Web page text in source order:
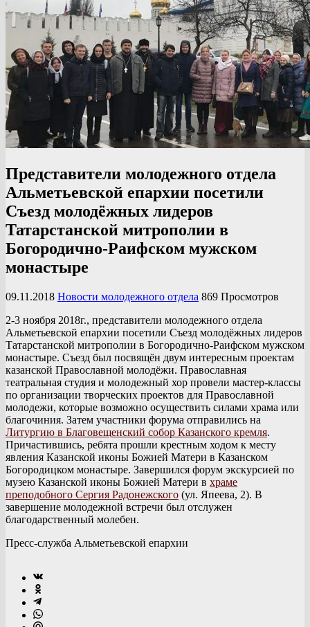
Представители молодежного отдела
Альметьевской епархии посетили
Съезд молодёжных лидеров
Татарстанской митрополии в
Богородично-Раифском мужском
монастыре
09.11.2018 Новости молодежного отдела 869 Просмотров
2-3 ноября 2018г., представители молодежного отдела
Альметьевской епархии посетили Съезд молодёжных лидеров
Татарстанской митрополии в Богородично-Раифском мужском
монастыре. Съезд был посвящён двум интересным проектам
казанской Православной молодёжи. Православная
театральная студия и молодежный хор провели мастер-классы
по организации творческих проектов для Православной
молодежи, которые возможно осуществить силами храма или
благочиния. Затем участники форума отправились на
Литургию в Благовещенский собор Казанского кремля.
Причастившись, ребята прошли крестным ходом к месту
явления Казанской иконы Божией Матери в Казанском
Богородицком монастыре. Завершился форум экскурсией по
музею Казанской иконы Божией Матери в храме
преподобного Сергия Радонежского (ул. Япеева, 2). В
завершение молодежной встречи был отслужен
благодарственный молебен.
Пресс-служба Альметьевской епархии